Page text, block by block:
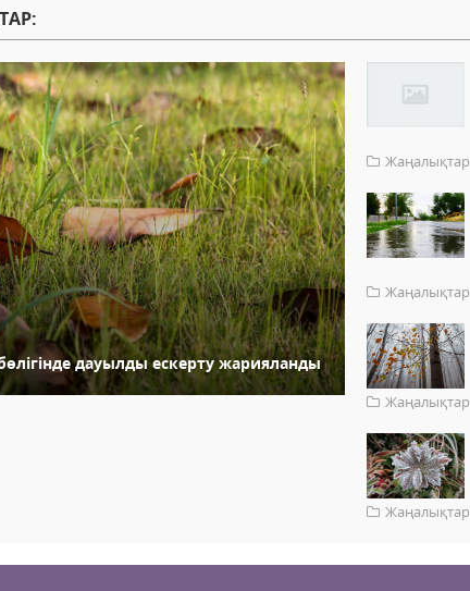
дауылды ескерту жарияланды
Жаңалықтар
Жаңалықтар
Жаңалықтар
Жаңалықтар